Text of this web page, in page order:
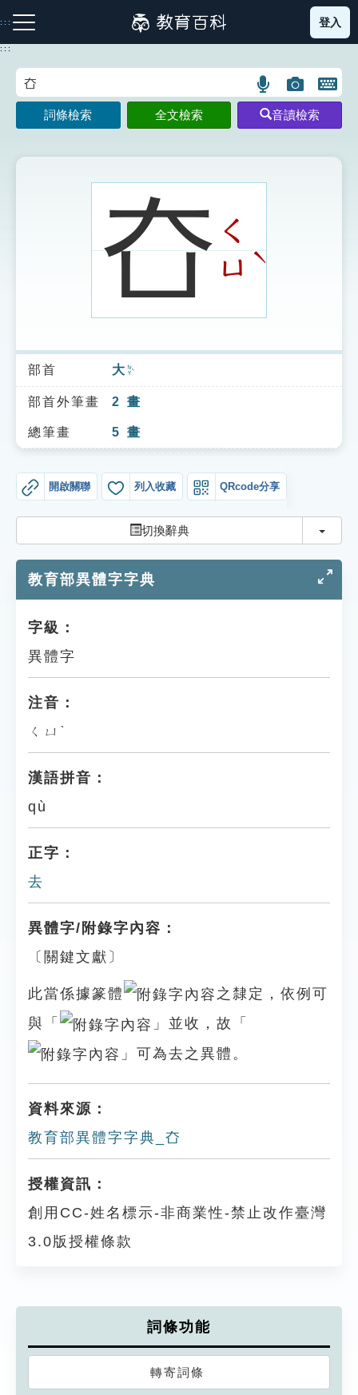
到
主
:::
注音索引圖示 筆畫索引圖示 部首索引表圖示
索引選單
知識索引
單字索引
貓頭鷹博士
登入
:::
語
言
搜
示
圖
片
搜
開
鍵
圖
詞條檢索 全文檢索 音讀檢索
㚎 ㄑ
ㄩˋ
部首 大 ㄉㄚˋ
部首外筆畫 2 畫
總筆畫 5 畫
開啟關聯 列入收藏 QRcode分享
切換辭典 切換
教育部異體字字典
字級：
異體字
注音：
ㄑㄩˋ
漢語拼音：
qù
正字：
去
異體字/附錄字內容：
〔關鍵文獻〕
此當係據篆體
之隸定，依例可
與「
」並收，故「
」可為去之異體。
資料來源：
教育部異體字字典_㚎
授權資訊：
創用CC-姓名標示-非商業性-禁止改作臺灣
3.0版授權條款
詞條功能
轉寄詞條